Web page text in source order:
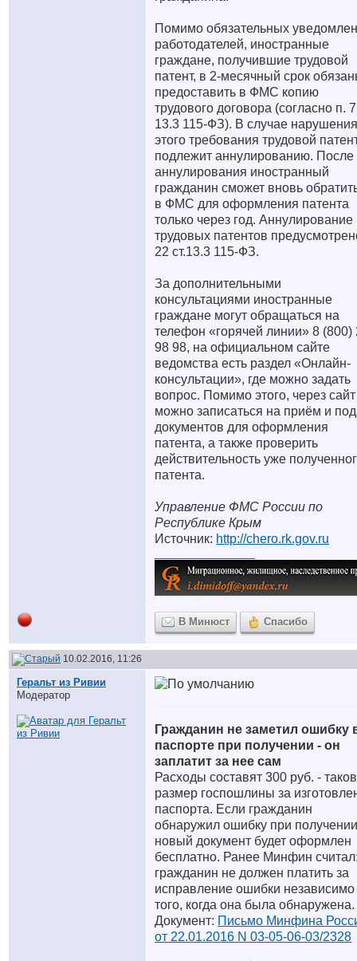
Помимо обязательных
работодателей, иностранные
граждане, получившие трудовой
патент, в 2-месячный срок
предоставить в ФМС копию
трудового договора (согласно п. 7
13.3 115-ФЗ). В случае нарушения
этого требования трудовой
подлежит аннулированию. После
аннулирования иностранный
гражданин сможет вновь
в ФМС для оформления патента
только через год. Аннулирование
трудовых патентов
22 ст.13.3 115-ФЗ.
За дополнительными
консультациями иностранные
граждане могут обращаться на
телефон «горячей линии» 8 (800)
98 98, на официальном сайте
ведомства есть раздел «Онлайн-
консультации», где можно задать
вопрос. Помимо этого, через сайт
можно записаться на приём и
документов для оформления
патента, а также проверить
действительность уже
патента.
Управление ФМС России по
Республике Крым
Источник: http://chero.rk.gov.ru
В Минюст Спасибо
10.02.2016, 11:26
Геральт из Ривии
Модератор
Гражданин не заметил ошибку
паспорте при получении - он
заплатит за нее сам
Расходы составят 300 руб. - таков
размер госпошлины за
паспорта. Если гражданин
обнаружил ошибку при
новый документ будет оформлен
бесплатно. Ранее Минфин
гражданин не должен платить за
исправление ошибки независимо
того, когда она была обнаружена.
Документ: Письмо Минфина
от 22.01.2016 N 03-05-06-03/2328